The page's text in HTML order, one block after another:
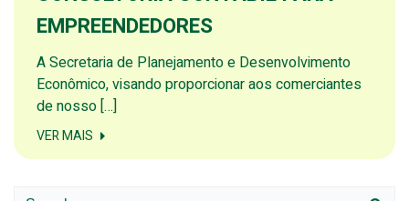
EMPREENDEDORES
A Secretaria de Planejamento e Desenvolvimento
Econômico, visando proporcionar aos comerciantes
de nosso […]
VER MAIS